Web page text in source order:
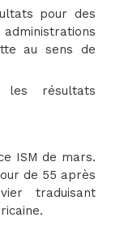
pour des
au sens de
les résultats
ISM de mars.
de 55 après
traduisant